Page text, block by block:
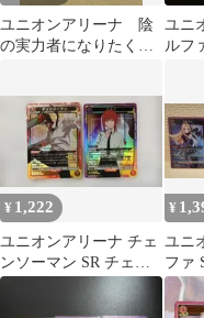
ユニオンアリーナ 陰
の実力者になりたく
ユニ
ル
¥ 1,222
ユニオンアリーナ チェ
ンソーマン SR チェン
ソーマン SR マキマ ＋α
¥
ユニ
ファ